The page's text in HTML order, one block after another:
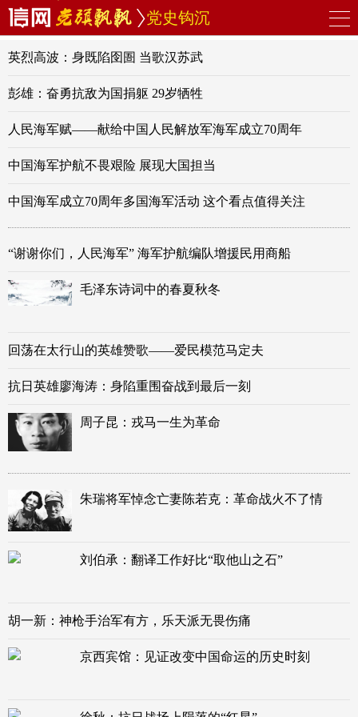
党史钩沉
英烈高波：身既陷囹圄 当歌汉苏武
彭雄：奋勇抗敌为国捐躯 29岁牺牲
人民海军赋——献给中国人民解放军海军成立70周年
中国海军护航不畏艰险 展现大国担当
中国海军成立70周年多国海军活动 这个看点值得关注
“谢谢你们，人民海军” 海军护航编队增援民用商船
毛泽东诗词中的春夏秋冬
回荡在太行山的英雄赞歌——爱民模范马定夫
抗日英雄廖海涛：身陷重围奋战到最后一刻
周子昆：戎马一生为革命
朱瑞将军悼念亡妻陈若克：革命战火不了情
刘伯承：翻译工作好比“取他山之石”
胡一新：神枪手治军有方，乐天派无畏伤痛
京西宾馆：见证改变中国命运的历史时刻